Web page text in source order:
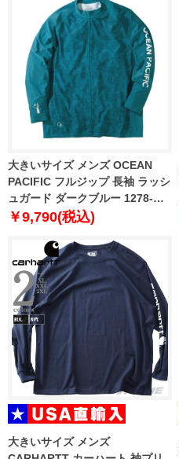
大きいサイズ メンズ OCEAN
PACIFIC フルジップ 長袖 ラッシ
ュガード ダークブルー 1278-
6255-1 3L 4L 5L 6L 8L
￥9,790(税込)
大きいサイズ メンズ